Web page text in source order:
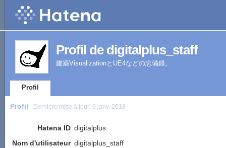
Profil de digitalplus_staff
建築VisualizationとUE4などの忘備録。
Profil
Profil Dernière mise à jour: 6 janv. 2018
Hatena ID digitalplus
Nom d'utilisateur digitalplus_staff